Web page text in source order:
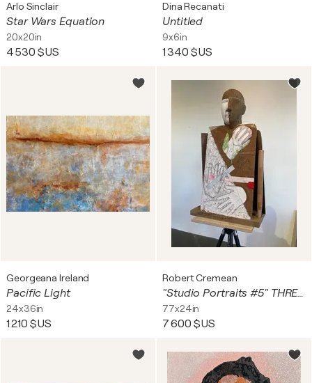
Arlo Sinclair
Star Wars Equation
20x20in
4 530 $US
Dina Recanati
Untitled
9x6in
1 340 $US
Georgeana Ireland
Pacific Light
24x36in
1 210 $US
Robert Cremean
"Studio Portraits #5" THREE BUSTS OF ROBERT DLV
77x24in
7 600 $US